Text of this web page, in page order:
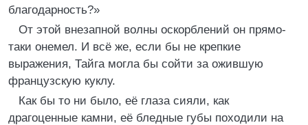
благодарность?»
От этой внезапной волны оскорблений он прямо-
таки онемел. И всё же, если бы не крепкие
выражения, Тайга могла бы сойти за ожившую
французскую куклу.
Как бы то ни было, её глаза сияли, как
драгоценные камни, её бледные губы походили на